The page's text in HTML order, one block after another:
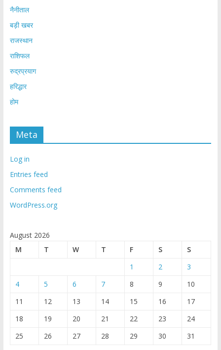
नैनीताल
बड़ी खबर
राजस्थान
राशिफल
रुद्रप्रयाग
हरिद्धार
होम
Meta
Log in
Entries feed
Comments feed
WordPress.org
August 2026
M
T W T F S
S
1
2
3
4
5 6 7 8 9
10
11
12 13 14 15 16
17
18
19 20 21 22 23
24
25
26 27 28 29 30 31